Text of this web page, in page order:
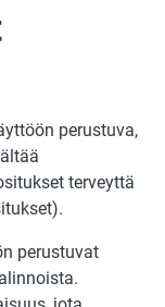
perustuva,
terveyttä
perustuvat